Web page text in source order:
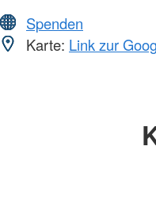
Spenden
Karte: Link zur